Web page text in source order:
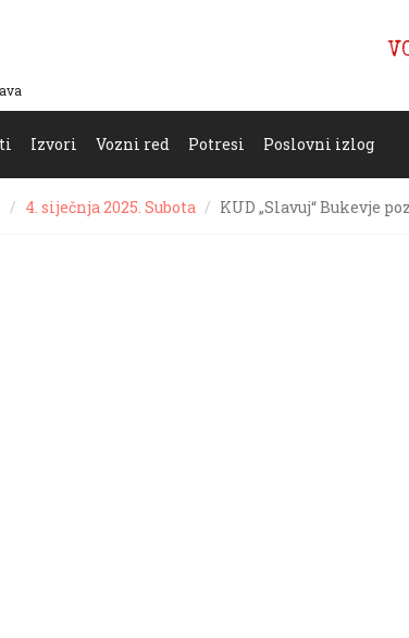
Izvori Vozni red Potresi Poslovni izlog
4. siječnja 2025. Subota KUD „Slavuj“ Bukevje